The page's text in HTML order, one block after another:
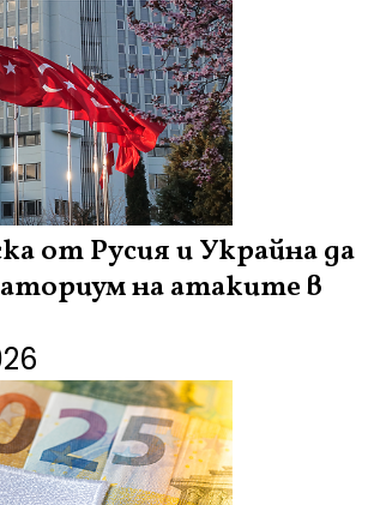
от Русия и Украйна да
на атаките в